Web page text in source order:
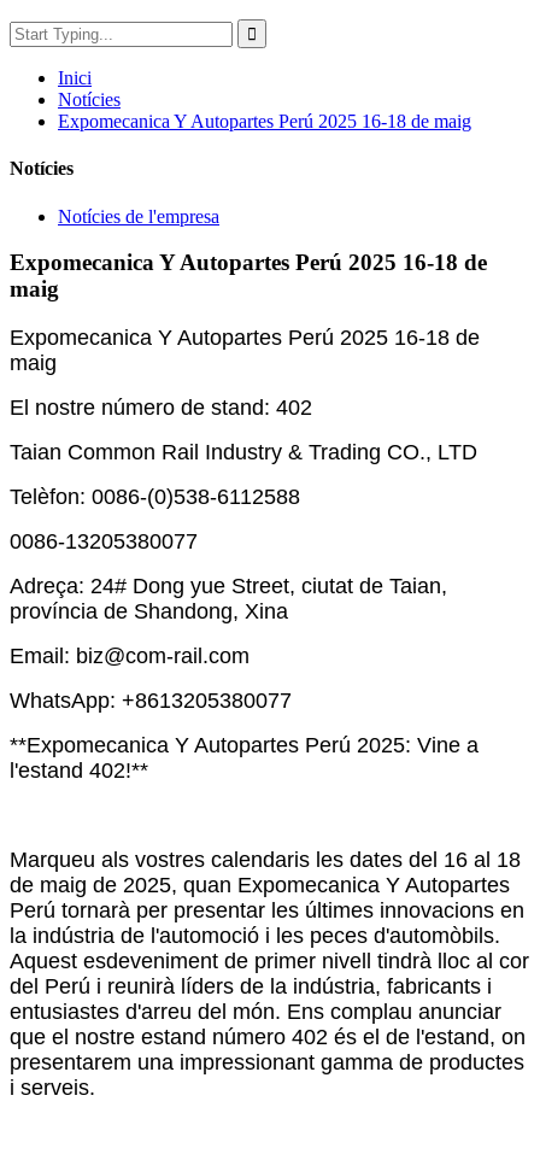
Inici
Notícies
Expomecanica Y Autopartes Perú 2025 16-18 de maig
Notícies
Notícies de l'empresa
Expomecanica Y Autopartes Perú 2025 16-18 de
maig
Expomecanica Y Autopartes Perú 2025 16-18 de
maig
El nostre número de stand: 402
Taian Common Rail Industry & Trading CO., LTD
Telèfon: 0086-(0)538-6112588
0086-13205380077
Adreça: 24# Dong yue Street, ciutat de Taian,
província de Shandong, Xina
Email: biz@com-rail.com
WhatsApp: +8613205380077
**Expomecanica Y Autopartes Perú 2025: Vine a
l'estand 402!**
Marqueu als vostres calendaris les dates del 16 al 18
de maig de 2025, quan Expomecanica Y Autopartes
Perú tornarà per presentar les últimes innovacions en
la indústria de l'automoció i les peces d'automòbils.
Aquest esdeveniment de primer nivell tindrà lloc al cor
del Perú i reunirà líders de la indústria, fabricants i
entusiastes d'arreu del món. Ens complau anunciar
que el nostre estand número 402 és el de l'estand, on
presentarem una impressionant gamma de productes
i serveis.